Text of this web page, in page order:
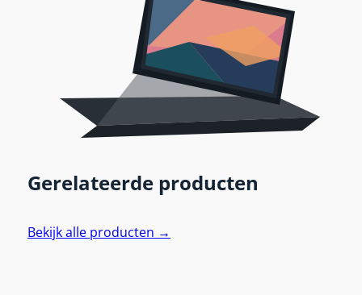
Gerelateerde producten
Bekijk alle producten →